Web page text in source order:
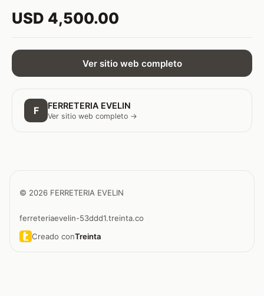
USD 4,500.00
Ver sitio web completo
F FERRETERIA EVELIN
Ver sitio web completo →
© 2026 FERRETERIA EVELIN
ferreteriaevelin-53ddd1.treinta.co
Creado conTreinta